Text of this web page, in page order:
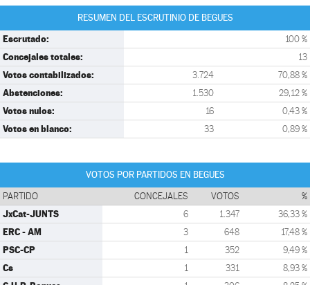
RESUMEN DEL ESCRUTINIO DE BEGUES
Escrutado: 100 %
Concejales totales: 13
Votos contabilizados: 3.724 70,88 %
Abstenciones: 1.530 29,12 %
Votos nulos: 16 0,43 %
Votos en blanco: 33 0,89 %
VOTOS POR PARTIDOS EN BEGUES
PARTIDO CONCEJALES VOTOS %
JxCat-JUNTS 6 1.347 36,33 %
ERC - AM 3 648 17,48 %
PSC-CP 1 352 9,49 %
Cs 1 331 8,93 %